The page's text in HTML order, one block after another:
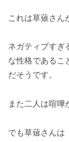
これは草薙さん
ネガティブすぎ
な性格であるこ
だそうです。
また二人は喧嘩
でも草薙さんは